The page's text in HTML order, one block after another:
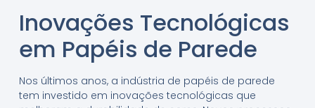
Inovações Tecnológicas
em Papéis de Parede
Nos últimos anos, a indústria de papéis de parede
tem investido em inovações tecnológicas que